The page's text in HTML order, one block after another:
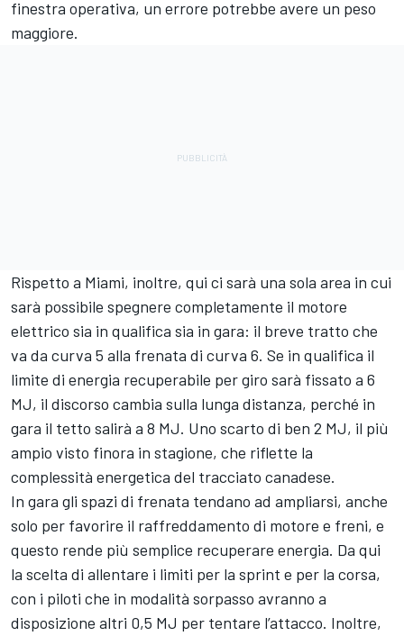
finestra operativa, un errore potrebbe avere un peso
maggiore.
Rispetto a Miami, inoltre, qui ci sarà una sola area in cui
sarà possibile spegnere completamente il motore
elettrico sia in qualifica sia in gara: il breve tratto che
va da curva 5 alla frenata di curva 6. Se in qualifica il
limite di energia recuperabile per giro sarà fissato a 6
MJ, il discorso cambia sulla lunga distanza, perché in
gara il tetto salirà a 8 MJ. Uno scarto di ben 2 MJ, il più
ampio visto finora in stagione, che riflette la
complessità energetica del tracciato canadese.
In gara gli spazi di frenata tendano ad ampliarsi, anche
solo per favorire il raffreddamento di motore e freni, e
questo rende più semplice recuperare energia. Da qui
la scelta di allentare i limiti per la sprint e per la corsa,
con i piloti che in modalità sorpasso avranno a
disposizione altri 0,5 MJ per tentare l’attacco. Inoltre,